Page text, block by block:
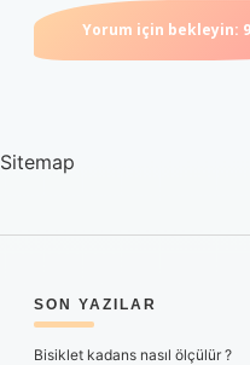
Sitemap
SIDEBAR
SON YAZILAR
Bisiklet kadans nasıl ölçülür ?